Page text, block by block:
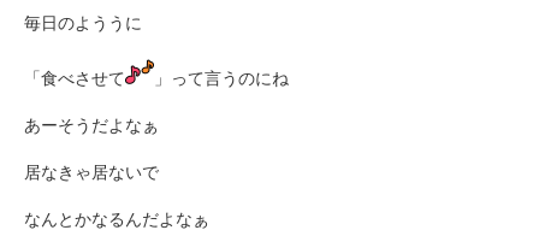
毎日のよううに
「食べさせて 」って言うのにね
あーそうだよなぁ
居なきゃ居ないで
なんとかなるんだよなぁ